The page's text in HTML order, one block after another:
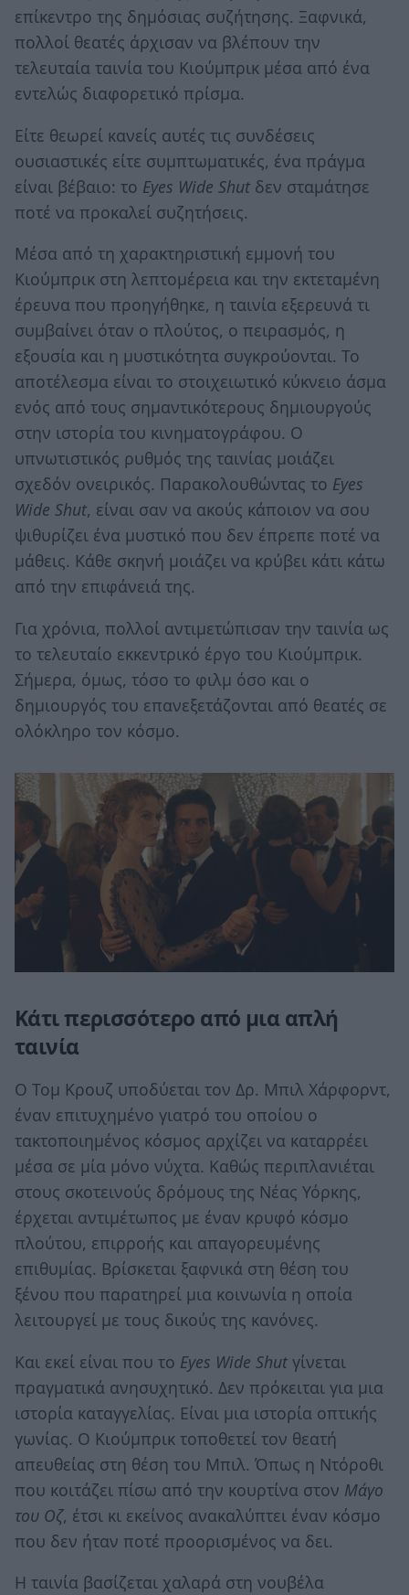
επίκεντρο της δημόσιας συζήτησης. Ξαφνικά,
πολλοί θεατές άρχισαν να βλέπουν την
τελευταία ταινία του Κιούμπρικ μέσα από ένα
εντελώς διαφορετικό πρίσμα.
Είτε θεωρεί κανείς αυτές τις συνδέσεις
ουσιαστικές είτε συμπτωματικές, ένα πράγμα
είναι βέβαιο: το Eyes Wide Shut δεν σταμάτησε
ποτέ να προκαλεί συζητήσεις.
Μέσα από τη χαρακτηριστική εμμονή του
Κιούμπρικ στη λεπτομέρεια και την εκτεταμένη
έρευνα που προηγήθηκε, η ταινία εξερευνά τι
συμβαίνει όταν ο πλούτος, ο πειρασμός, η
εξουσία και η μυστικότητα συγκρούονται. Το
αποτέλεσμα είναι το στοιχειωτικό κύκνειο άσμα
ενός από τους σημαντικότερους δημιουργούς
στην ιστορία του κινηματογράφου. Ο
υπνωτιστικός ρυθμός της ταινίας μοιάζει
σχεδόν ονειρικός. Παρακολουθώντας το Eyes
Wide Shut, είναι σαν να ακούς κάποιον να σου
ψιθυρίζει ένα μυστικό που δεν έπρεπε ποτέ να
μάθεις. Κάθε σκηνή μοιάζει να κρύβει κάτι κάτω
από την επιφάνειά της.
Για χρόνια, πολλοί αντιμετώπισαν την ταινία ως
το τελευταίο εκκεντρικό έργο του Κιούμπρικ.
Σήμερα, όμως, τόσο το φιλμ όσο και ο
δημιουργός του επανεξετάζονται από θεατές σε
ολόκληρο τον κόσμο.
Κάτι περισσότερο από μια απλή
ταινία
Ο Τομ Κρουζ υποδύεται τον Δρ. Μπιλ Χάρφορντ,
έναν επιτυχημένο γιατρό του οποίου ο
τακτοποιημένος κόσμος αρχίζει να καταρρέει
μέσα σε μία μόνο νύχτα. Καθώς περιπλανιέται
στους σκοτεινούς δρόμους της Νέας Υόρκης,
έρχεται αντιμέτωπος με έναν κρυφό κόσμο
πλούτου, επιρροής και απαγορευμένης
επιθυμίας. Βρίσκεται ξαφνικά στη θέση του
ξένου που παρατηρεί μια κοινωνία η οποία
λειτουργεί με τους δικούς της κανόνες.
Και εκεί είναι που το Eyes Wide Shut γίνεται
πραγματικά ανησυχητικό. Δεν πρόκειται για μια
ιστορία καταγγελίας. Είναι μια ιστορία οπτικής
γωνίας. Ο Κιούμπρικ τοποθετεί τον θεατή
απευθείας στη θέση του Μπιλ. Όπως η Ντόροθι
που κοιτάζει πίσω από την κουρτίνα στον Μάγο
του Οζ, έτσι κι εκείνος ανακαλύπτει έναν κόσμο
που δεν ήταν ποτέ προορισμένος να δει.
Η ταινία βασίζεται χαλαρά στη νουβέλα